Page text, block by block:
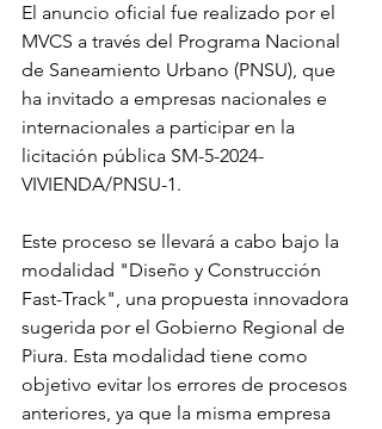
El anuncio oficial fue realizado por el
MVCS a través del Programa Nacional
de Saneamiento Urbano (PNSU), que
ha invitado a empresas nacionales e
internacionales a participar en la
licitación pública SM-5-2024-
VIVIENDA/PNSU-1.
Este proceso se llevará a cabo bajo la
modalidad "Diseño y Construcción
Fast-Track", una propuesta innovadora
sugerida por el Gobierno Regional de
Piura. Esta modalidad tiene como
objetivo evitar los errores de procesos
anteriores, ya que la misma empresa